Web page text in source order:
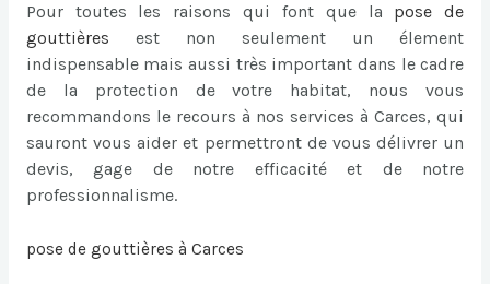
Pour toutes les raisons qui font que la pose de
gouttières
est non seulement un élement
indispensable mais aussi très important dans le cadre
de la protection de votre habitat, nous vous
recommandons le recours à nos services à Carces, qui
sauront vous aider et permettront de vous délivrer un
devis, gage de notre efficacité et de notre
professionnalisme.
pose de gouttières à Carces